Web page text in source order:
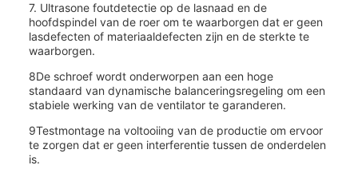
7. Ultrasone foutdetectie op de lasnaad en de
hoofdspindel van de roer om te waarborgen dat er geen
lasdefecten of materiaaldefecten zijn en de sterkte te
waarborgen.
8De schroef wordt onderworpen aan een hoge
standaard van dynamische balanceringsregeling om een
stabiele werking van de ventilator te garanderen.
9Testmontage na voltooiing van de productie om ervoor
te zorgen dat er geen interferentie tussen de onderdelen
is.